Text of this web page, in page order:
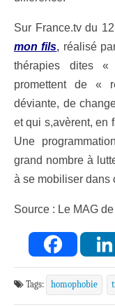
Sur France.tv du
mon fils, réalisé
thérapies dites
promettent de «
déviante, de
et qui s,avèrent, en
Une
grand nombre à
à se mobiliser dans
Source : Le MAG
Tags: homophobie